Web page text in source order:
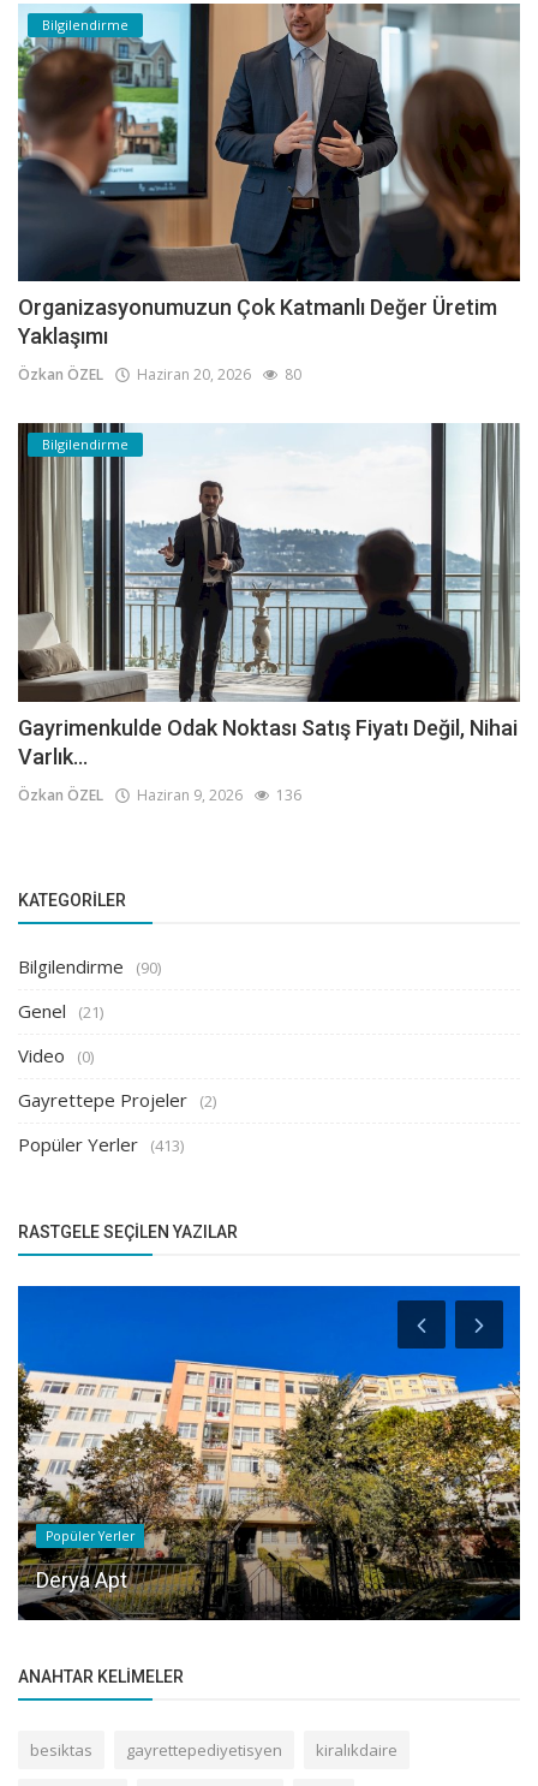
Bilgilendirme
Organizasyonumuzun Çok Katmanlı Değer Üretim
Yaklaşımı
Özkan ÖZEL Haziran 20, 2026 80
Bilgilendirme
Gayrimenkulde Odak Noktası Satış Fiyatı Değil, Nihai
Varlık...
Özkan ÖZEL Haziran 9, 2026 136
KATEGORILER
Bilgilendirme (90)
Genel (21)
Video (0)
Gayrettepe Projeler (2)
Popüler Yerler (413)
RASTGELE SEÇILEN YAZILAR
Popüler Yerler
Derya Apt
ANAHTAR KELIMELER
besiktas gayrettepediyetisyen kiralıkdaire